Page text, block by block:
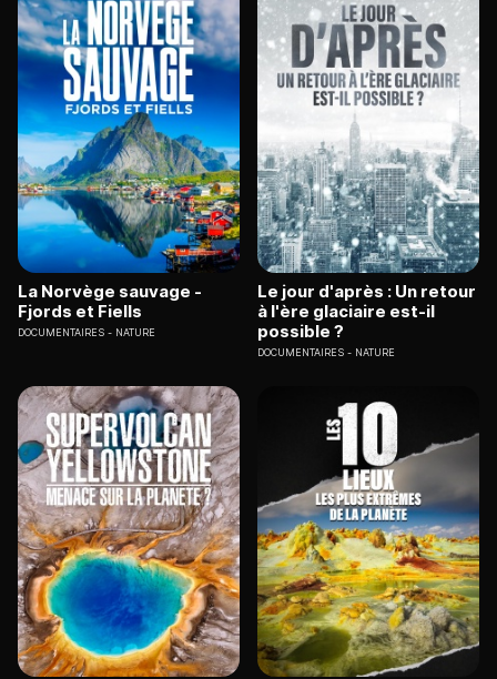
La Norvège sauvage -
Fjords et Fiells
DOCUMENTAIRES NATURE
Le jour d'après : Un retour
à l'ère glaciaire est-il
possible ?
DOCUMENTAIRES NATURE